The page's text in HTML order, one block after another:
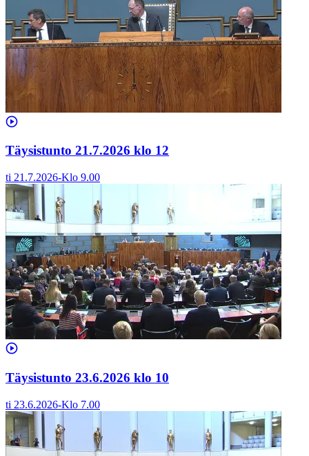
Täysistunto 21.7.2026 klo 12
ti 21.7.2026-Klo 9.00
Täysistunto 23.6.2026 klo 10
ti 23.6.2026-Klo 7.00